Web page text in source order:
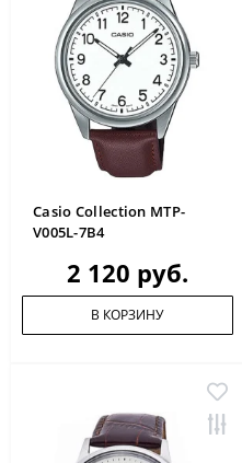
Casio Collection MTP-
V005L-7B4
2 120 руб.
В КОРЗИНУ